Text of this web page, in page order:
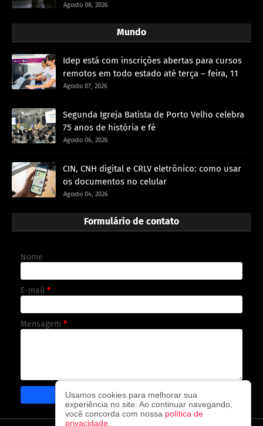
Agosto 08, 2026
Mundo
Idep está com inscrições abertas para cursos
remotos em todo estado até terça – feira, 11
Agosto 07, 2026
Segunda Igreja Batista de Porto Velho celebra
75 anos de história e fé
Agosto 06, 2026
CIN, CNH digital e CRLV eletrônico: como usar
os documentos no celular
Agosto 04, 2026
Formulário de contato
Nome
E-mail *
Mensagem *
Usamos cookies para melhorar sua
experiência no site. Ao continuar navegando,
você concorda com nossa política de
privacidade